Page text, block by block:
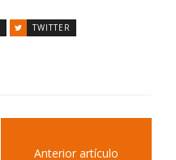
TWITTER
Anterior artículo